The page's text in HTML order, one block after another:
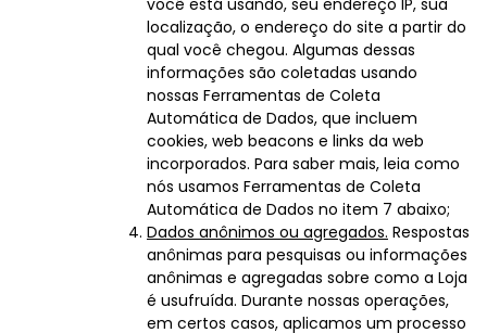
você está usando, seu endereço IP, sua
localização, o endereço do site a partir do
qual você chegou. Algumas dessas
informações são coletadas usando
nossas Ferramentas de Coleta
Automática de Dados, que incluem
cookies, web beacons e links da web
incorporados. Para saber mais, leia como
nós usamos Ferramentas de Coleta
Automática de Dados no item 7 abaixo;
Dados anônimos ou agregados. Respostas
anônimas para pesquisas ou informações
anônimas e agregadas sobre como a Loja
é usufruída. Durante nossas operações,
em certos casos, aplicamos um processo